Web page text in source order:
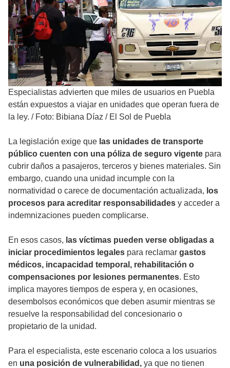
Especialistas advierten que miles de usuarios en Puebla
están expuestos a viajar en unidades que operan fuera de
la ley. / Foto: Bibiana Díaz / El Sol de Puebla
La legislación exige que las unidades de transporte
público cuenten con una póliza de seguro vigente para
cubrir daños a pasajeros, terceros y bienes materiales. Sin
embargo, cuando una unidad incumple con la
normatividad o carece de documentación actualizada, los
procesos para acreditar responsabilidades y acceder a
indemnizaciones pueden complicarse.
En esos casos, las víctimas pueden verse obligadas a
iniciar procedimientos legales para reclamar gastos
médicos, incapacidad temporal, rehabilitación o
compensaciones por lesiones permanentes. Esto
implica mayores tiempos de espera y, en ocasiones,
desembolsos económicos que deben asumir mientras se
resuelve la responsabilidad del concesionario o
propietario de la unidad.
Para el especialista, este escenario coloca a los usuarios
en una posición de vulnerabilidad, ya que no tienen